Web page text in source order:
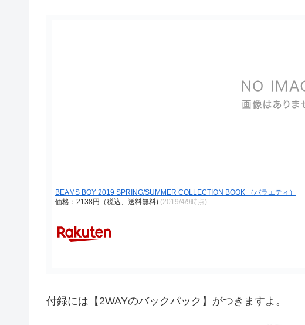
BEAMS BOY 2019 SPRING/SUMMER COLLECTION BOOK （バラエティ）
価格：2138円（税込、送料無料) (2019/4/9時点)
付録には【2WAYのバックパック】がつきますよ。